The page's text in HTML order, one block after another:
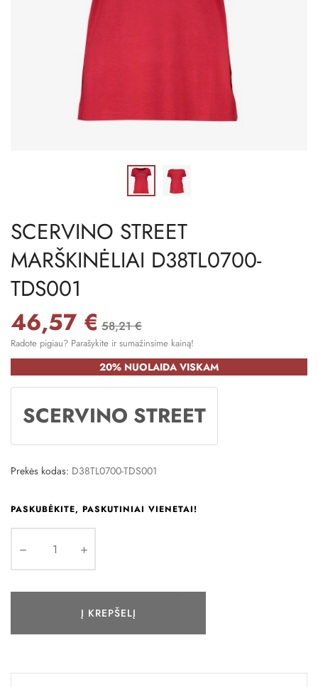
SCERVINO STREET
MARŠKINĖLIAI D38TL0700-
TDS001
46,57 € 58,21 €
Radote pigiau? Parašykite ir sumažinsime kainą!
20% NUOLAIDA VISKAM
SCERVINO STREET
Prekės kodas: D38TL0700-TDS001
PASKUBĖKITE, PASKUTINIAI VIENETAI!
Į KREPŠELĮ